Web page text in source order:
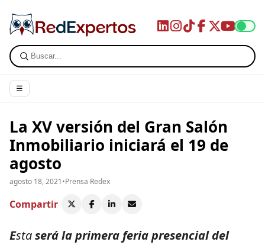
☰
La XV versión del Gran Salón
Inmobiliario iniciará el 19 de
agosto
agosto 18, 2021•Prensa Redex
Compartir
Estaserá la primera feria presencial del